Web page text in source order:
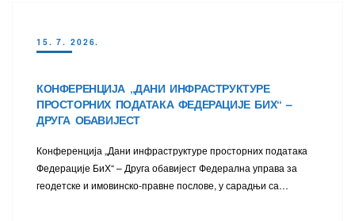
15. 7. 2026.
КОНФЕРЕНЦИЈА „ДАНИ ИНФРАСТРУКТУРЕ
ПРОСТОРНИХ ПОДАТАКА ФЕДЕРАЦИЈЕ БИХ“ –
ДРУГА ОБАВИЈЕСТ
Конференција „Дани инфраструктуре просторних података
Федерације БиХ“ – Друга обавијест Федерална управа за
геодетске и имовинско-правне послове, у сарадњи са…